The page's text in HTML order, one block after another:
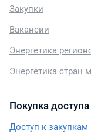
Закупки
Вакансии
Энергетика
Энергетика стран
Покупка доступа
Доступ к